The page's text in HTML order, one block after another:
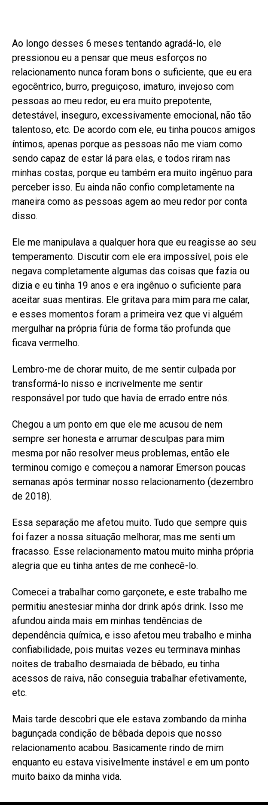
Ao longo desses 6 meses tentando agradá-lo, ele
pressionou eu a pensar que meus esforços no
relacionamento nunca foram bons o suficiente, que eu era
egocêntrico, burro, preguiçoso, imaturo, invejoso com
pessoas ao meu redor, eu era muito prepotente,
detestável, inseguro, excessivamente emocional, não tão
talentoso, etc. De acordo com ele, eu tinha poucos amigos
íntimos, apenas porque as pessoas não me viam como
sendo capaz de estar lá para elas, e todos riram nas
minhas costas, porque eu também era muito ingênuo para
perceber isso. Eu ainda não confio completamente na
maneira como as pessoas agem ao meu redor por conta
disso.
Ele me manipulava a qualquer hora que eu reagisse ao seu
temperamento. Discutir com ele era impossível, pois ele
negava completamente algumas das coisas que fazia ou
dizia e eu tinha 19 anos e era ingênuo o suficiente para
aceitar suas mentiras. Ele gritava para mim para me calar,
e esses momentos foram a primeira vez que vi alguém
mergulhar na própria fúria de forma tão profunda que
ficava vermelho.
Lembro-me de chorar muito, de me sentir culpada por
transformá-lo nisso e incrivelmente me sentir
responsável por tudo que havia de errado entre nós.
Chegou a um ponto em que ele me acusou de nem
sempre ser honesta e arrumar desculpas para mim
mesma por não resolver meus problemas, então ele
terminou comigo e começou a namorar Emerson poucas
semanas após terminar nosso relacionamento (dezembro
de 2018).
Essa separação me afetou muito. Tudo que sempre quis
foi fazer a nossa situação melhorar, mas me senti um
fracasso. Esse relacionamento matou muito minha própria
alegria que eu tinha antes de me conhecê-lo.
Comecei a trabalhar como garçonete, e este trabalho me
permitiu anestesiar minha dor drink após drink. Isso me
afundou ainda mais em minhas tendências de
dependência química, e isso afetou meu trabalho e minha
confiabilidade, pois muitas vezes eu terminava minhas
noites de trabalho desmaiada de bêbado, eu tinha
acessos de raiva, não conseguia trabalhar efetivamente,
etc.
Mais tarde descobri que ele estava zombando da minha
bagunçada condição de bêbada depois que nosso
relacionamento acabou. Basicamente rindo de mim
enquanto eu estava visivelmente instável e em um ponto
muito baixo da minha vida.